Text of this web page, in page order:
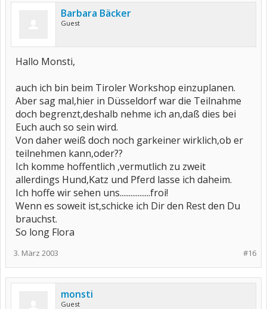
Barbara Bäcker
Guest
Hallo Monsti,
auch ich bin beim Tiroler Workshop einzuplanen.
Aber sag mal,hier in Düsseldorf war die Teilnahme
doch begrenzt,deshalb nehme ich an,daß dies bei
Euch auch so sein wird.
Von daher weiß doch noch garkeiner wirklich,ob er
teilnehmen kann,oder??
Ich komme hoffentlich ,vermutlich zu zweit
allerdings Hund,Katz und Pferd lasse ich daheim.
Ich hoffe wir sehen uns.................froi!
Wenn es soweit ist,schicke ich Dir den Rest den Du
brauchst.
So long Flora
#16
3. März 2003
monsti
Guest